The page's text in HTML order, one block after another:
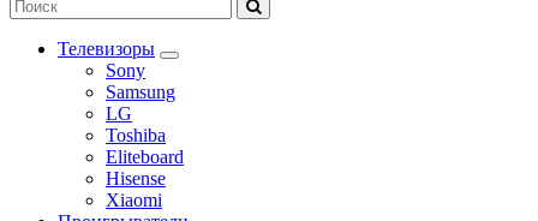
Телевизоры
Sony
Samsung
LG
Toshiba
Eliteboard
Hisense
Xiaomi